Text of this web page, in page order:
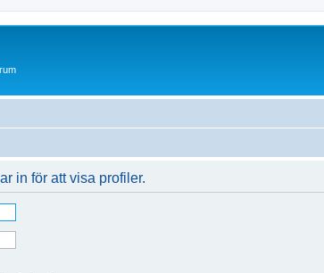
in för att visa profiler.